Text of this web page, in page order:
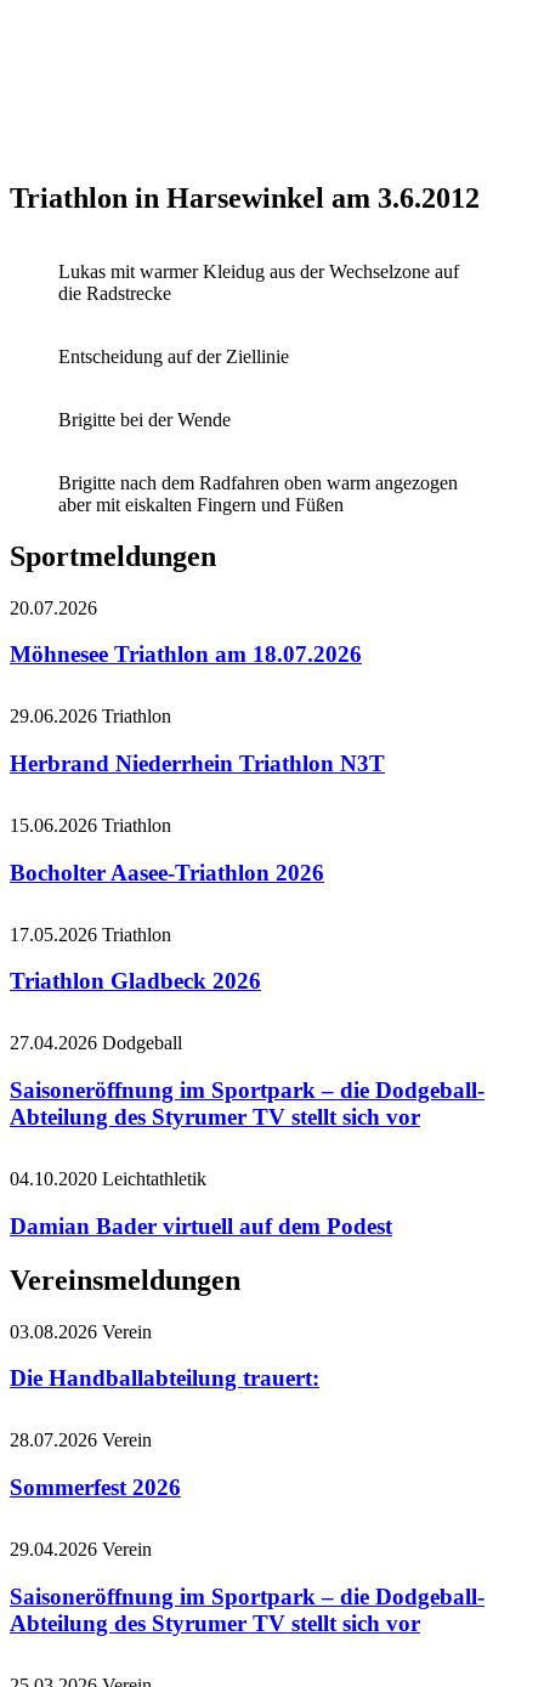
Triathlon in Harsewinkel am 3.6.2012
Lukas mit warmer Kleidug aus der Wechselzone auf
die Radstrecke
Entscheidung auf der Ziellinie
Brigitte bei der Wende
Brigitte nach dem Radfahren oben warm angezogen
aber mit eiskalten Fingern und Füßen
Sportmeldungen
20.07.2026
Möhnesee Triathlon am 18.07.2026
29.06.2026 Triathlon
Herbrand Niederrhein Triathlon N3T
15.06.2026 Triathlon
Bocholter Aasee-Triathlon 2026
17.05.2026 Triathlon
Triathlon Gladbeck 2026
27.04.2026 Dodgeball
Saisoneröffnung im Sportpark – die Dodgeball-
Abteilung des Styrumer TV stellt sich vor
04.10.2020 Leichtathletik
Damian Bader virtuell auf dem Podest
Vereinsmeldungen
03.08.2026 Verein
Die Handballabteilung trauert:
28.07.2026 Verein
Sommerfest 2026
29.04.2026 Verein
Saisoneröffnung im Sportpark – die Dodgeball-
Abteilung des Styrumer TV stellt sich vor